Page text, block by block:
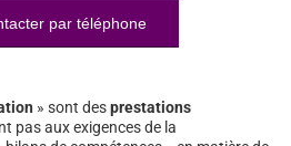
par téléphone
» sont desprestations
pas aux exigences de la